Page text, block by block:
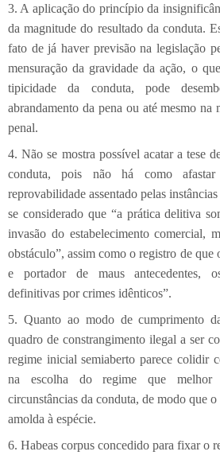
3. A aplicação do princípio da
da magnitude do resultado da conduta.
fato de já haver previsão na legislação
mensuração da gravidade da ação, o
tipicidade da conduta, pode
abrandamento da pena ou até mesmo na
penal.
4. Não se mostra possível acatar a tese
conduta, pois não há como
reprovabilidade assentado pelas
se considerado que “a prática delitiva
invasão do estabelecimento comercial,
obstáculo”, assim como o registro de que
e portador de maus antecedentes,
definitivas por crimes idênticos”.
5. Quanto ao modo de cumprimento
quadro de constrangimento ilegal a ser
regime inicial semiaberto parece colidir
na escolha do regime que
circunstâncias da conduta, de modo que
amolda à espécie.
6. Habeas corpus concedido para fixar o